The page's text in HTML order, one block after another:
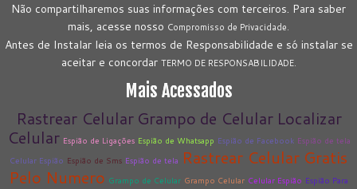
Não compartilharemos suas informações com terceiros. Para saber
mais, acesse nosso Compromisso de Privacidade.
Antes de Instalar leia os termos de Responsabilidade e só instalar se
aceitar e concordar TERMO DE RESPONSABILIDADE.
Mais Acessados
Rastrear Celular Grampo de Celular Localizar
Celular Espião de Ligações Espião de Whatsapp Espião de Facebook Espião de tela
Celular Espião Espião de Sms Espião de tela Rastrear Celular Gratis
Pelo Numero Grampo de Celular Grampo Celular Celular Espião Espião Para